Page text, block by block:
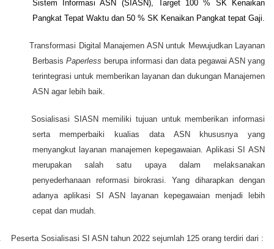
Sistem Informasi ASN (SIASN), Target 100 % SK Kenaikan
Pangkat Tepat Waktu dan 50 % SK Kenaikan Pangkat tepat Gaji.
Transformasi Digital Manajemen ASN untuk Mewujudkan Layanan
Berbasis Paperless berupa informasi dan data pegawai ASN yang
terintegrasi untuk memberikan layanan dan dukungan Manajemen
ASN agar lebih baik.
Sosialisasi SIASN memiliki tujuan untuk memberikan informasi
serta memperbaiki kualias data ASN khususnya yang
menyangkut layanan manajemen kepegawaian. Aplikasi SI ASN
merupakan salah satu upaya dalam melaksanakan
penyederhanaan reformasi birokrasi. Yang diharapkan dengan
adanya aplikasi SI ASN layanan kepegawaian menjadi lebih
cepat dan mudah.
Peserta Sosialisasi SI ASN tahun 2022 sejumlah 125 orang terdiri dari :